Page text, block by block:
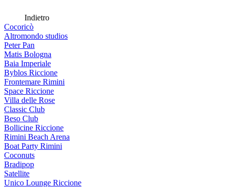
Indietro
Cocoricò
Altromondo studios
Peter Pan
Matis Bologna
Baia Imperiale
Byblos Riccione
Frontemare Rimini
Space Riccione
Villa delle Rose
Classic Club
Beso Club
Bollicine Riccione
Rimini Beach Arena
Boat Party Rimini
Coconuts
Bradipop
Satellite
Unico Lounge Riccione